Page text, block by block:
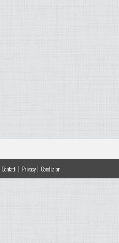
Contatti | Privacy | Condizioni